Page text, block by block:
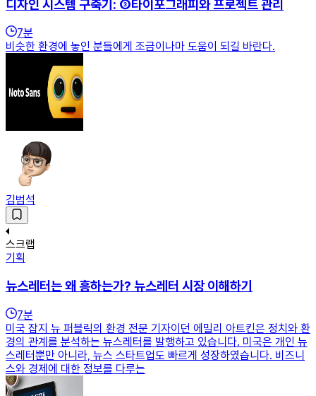
디자인 시스템 구축기: ③타이포그래피와 프로젝트 관리
7분
비슷한 환경에 놓인 분들에게 조금이나마 도움이 되길 바란다.
김범석
스크랩
기획
뉴스레터는 왜 흥하는가? 뉴스레터 시장 이해하기
7분
미국 잡지 뉴 퍼블릭의 환경 전문 기자이던 에밀리 아트킨은 정치와 환
경의 관계를 분석하는 뉴스레터를 발행하고 있습니다. 미국은 개인 뉴
스레터뿐만 아니라, 뉴스 스타트업도 빠르게 성장하였습니다. 비즈니
스와 경제에 대한 정보를 다루는